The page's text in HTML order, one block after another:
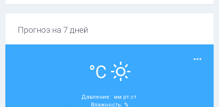
Прогноз на 7 дней
°C
Давление: мм рт.ст.
Влажность: %